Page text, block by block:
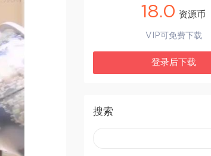
18.0 资源币
VIP可免费下载
登录后下载
搜索